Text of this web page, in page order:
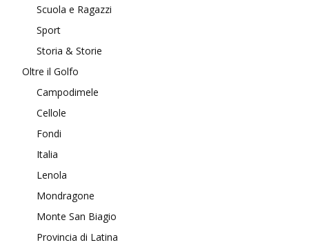
Scuola e Ragazzi
Sport
Storia & Storie
Oltre il Golfo
Campodimele
Cellole
Fondi
Italia
Lenola
Mondragone
Monte San Biagio
Provincia di Latina